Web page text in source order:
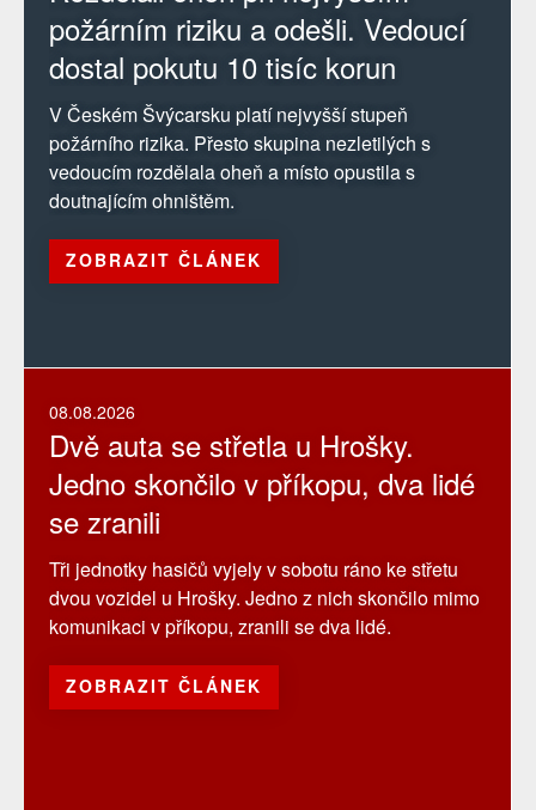
požárním riziku a odešli. Vedoucí
dostal pokutu 10 tisíc korun
V Českém Švýcarsku platí nejvyšší stupeň
požárního rizika. Přesto skupina nezletilých s
vedoucím rozdělala oheň a místo opustila s
doutnajícím ohništěm.
ZOBRAZIT ČLÁNEK
08.08.2026
Dvě auta se střetla u Hrošky.
Jedno skončilo v příkopu, dva lidé
se zranili
Tři jednotky hasičů vyjely v sobotu ráno ke střetu
dvou vozidel u Hrošky. Jedno z nich skončilo mimo
komunikaci v příkopu, zranili se dva lidé.
ZOBRAZIT ČLÁNEK